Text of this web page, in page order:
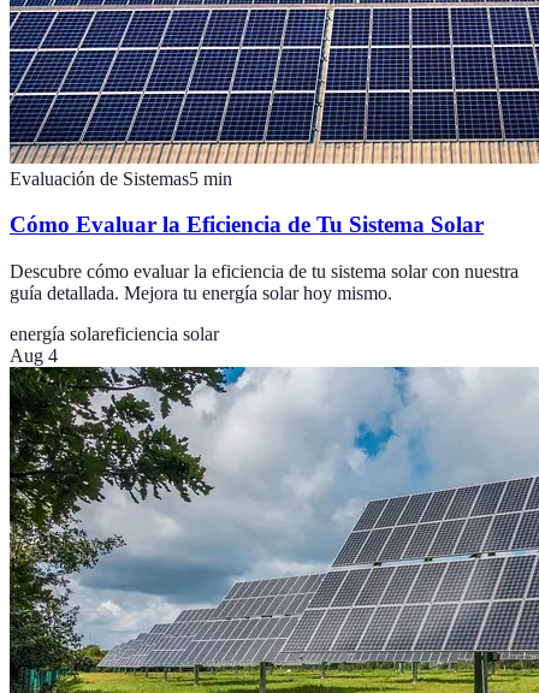
Evaluación de Sistemas5 min
Cómo Evaluar la Eficiencia de Tu Sistema Solar
Descubre cómo evaluar la eficiencia de tu sistema solar con nuestra
guía detallada. Mejora tu energía solar hoy mismo.
energía solareficiencia solar
Aug 4